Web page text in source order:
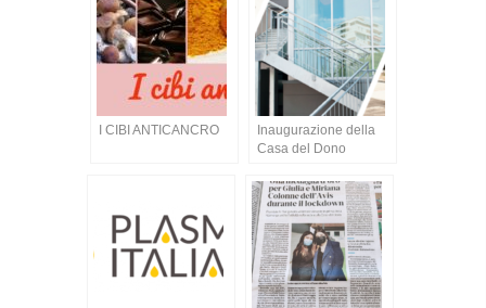
I CIBI ANTICANCRO
Inaugurazione della
Casa del Dono